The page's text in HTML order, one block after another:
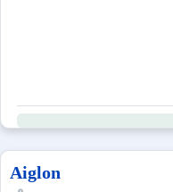
Aiglon